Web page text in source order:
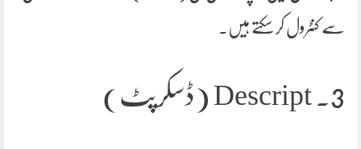
سے کنٹرول کر سکتے ہیں۔
3. Descript (ڈسکرپٹ)